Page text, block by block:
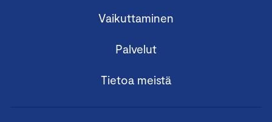
Vaikuttaminen
Palvelut
Tietoa meistä